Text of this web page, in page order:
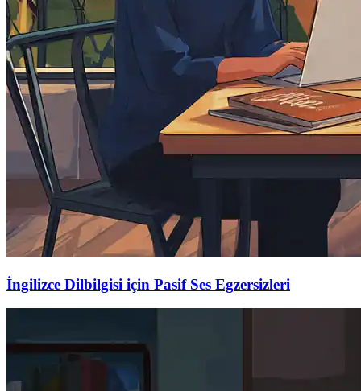
İngilizce Dilbilgisi için Pasif Ses Egzersizleri